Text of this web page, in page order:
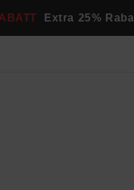
Extra 25%